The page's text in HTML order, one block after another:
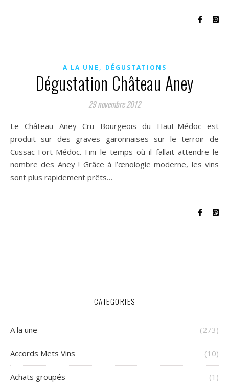
A LA UNE , DÉGUSTATIONS
Dégustation Château Aney
29 novembre 2012
Le Château Aney Cru Bourgeois du Haut-Médoc est
produit sur des graves garonnaises sur le terroir de
Cussac-Fort-Médoc. Fini le temps où il fallait attendre le
nombre des Aney ! Grâce à l’œnologie moderne, les vins
sont plus rapidement prêts…
CATEGORIES
A la une (273)
Accords Mets Vins (10)
Achats groupés (1)